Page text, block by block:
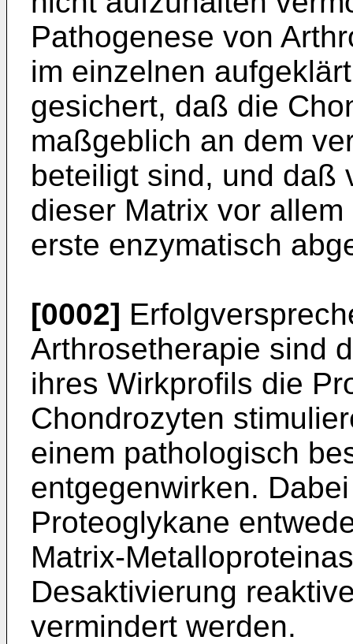
Pathogenese von
im einzelnen
gesichert, daß die
maßgeblich an dem
beteiligt sind, und daß
dieser Matrix vor
erste enzymatisch
[0002]
Arthrosetherapie sind
ihres Wirkprofils die
Chondrozyten
einem pathologisch
entgegenwirken.
Proteoglykane
Matrix-
Desaktivierung
vermindert werden.